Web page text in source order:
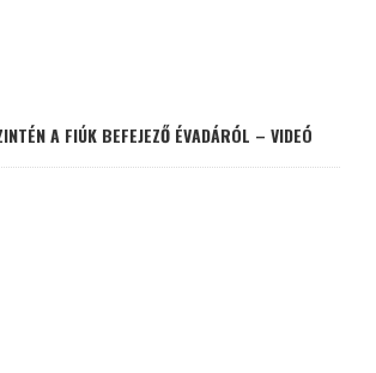
A FIÚK BEFEJEZŐ ÉVADÁRÓL – VIDEÓ